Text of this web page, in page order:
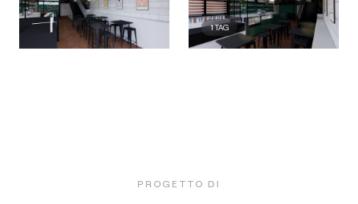
1TAG
PROGETTO DI